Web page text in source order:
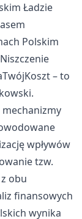
Ładzie
Polskim
– to
mechanizmy
wpływów
tzw.
obu
finansowych
wynika